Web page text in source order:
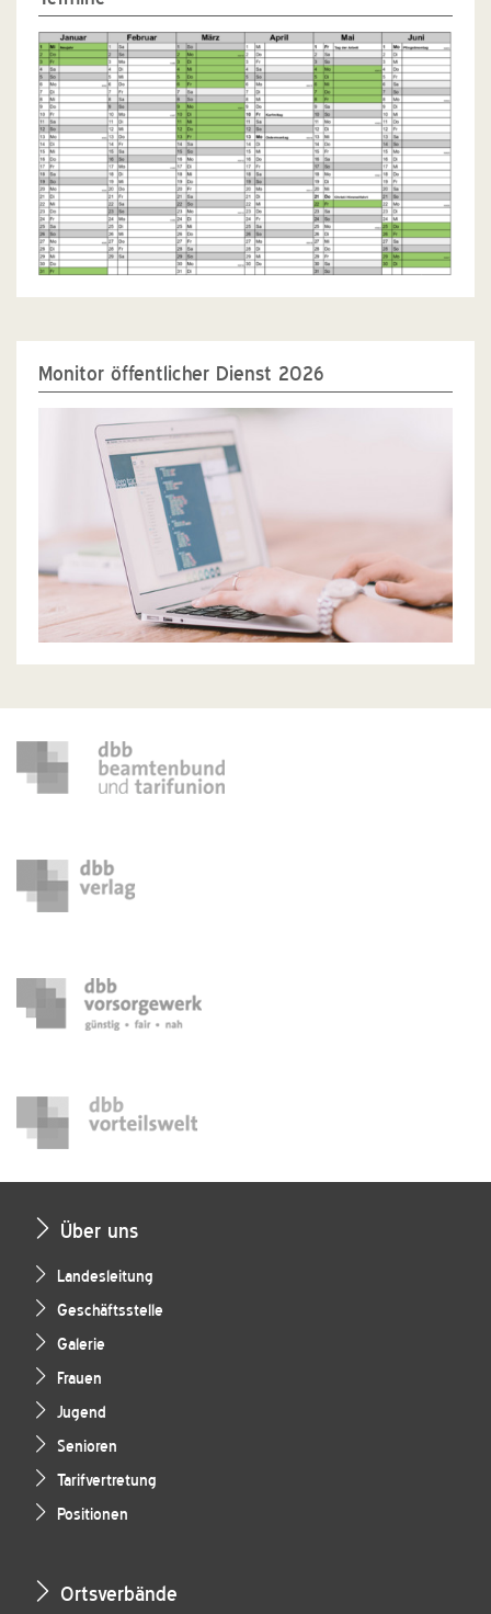
Monitor öffentlicher Dienst 2026
Über uns
Landesleitung
Geschäftsstelle
Galerie
Frauen
Jugend
Senioren
Tarifvertretung
Positionen
Ortsverbände